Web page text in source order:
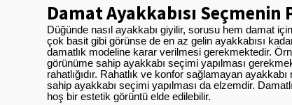
Damat Ayakkabısı
Düğünde nasıl ayakkabı giyilir, sorusu hem damat
çok basit gibi görünse de en az gelin ayakkabısı
damatlık modeline karar verilmesi gerekmektedir.
görünüme sahip ayakkabı seçimi yapılması
rahatlığıdır. Rahatlık ve konfor sağlamayan
sahip ayakkabı seçimi yapılması da elzemdir.
hoş bir estetik görüntü elde edilebilir.